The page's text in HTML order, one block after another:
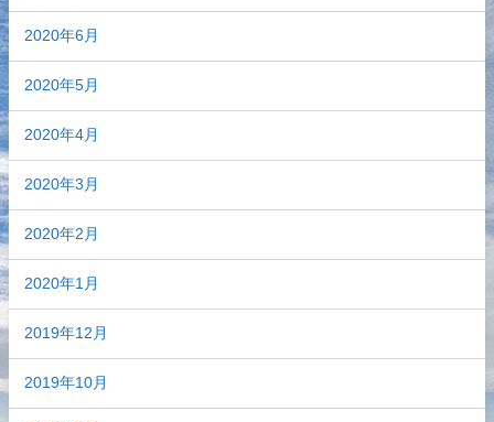
2020年6月
2020年5月
2020年4月
2020年3月
2020年2月
2020年1月
2019年12月
2019年10月